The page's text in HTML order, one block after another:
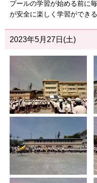
プールの学習が始める前に
が安全に楽しく学習ができ
2023年5月27日(土)